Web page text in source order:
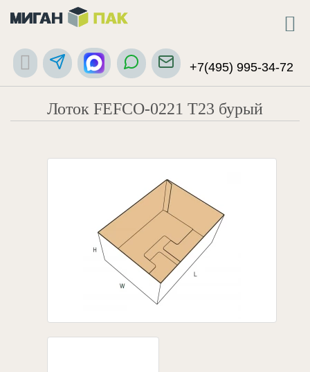
+7(495) 995-34-72
Лоток FEFCO-0221 Т23 бурый